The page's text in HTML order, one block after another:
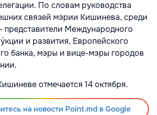
По словам руководства
связей мэрии Кишинева, среди
представители Международного
и развития, Европейского
банка, мэры и вице-мэры городов
отмечается 14 октября.
на новости Point.md в Google